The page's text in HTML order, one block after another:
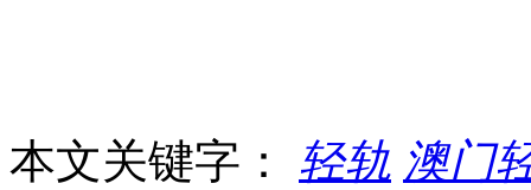
本文关键字： 轻轨 澳门